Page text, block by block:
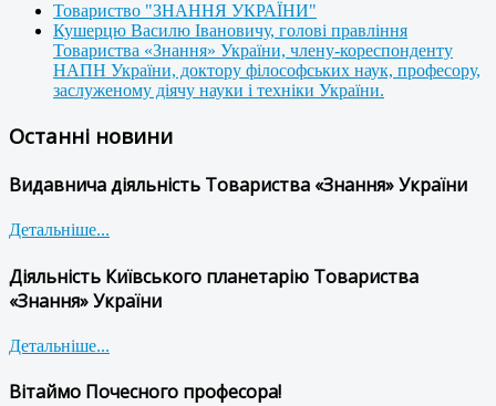
Товариство "ЗНАННЯ УКРАЇНИ"
Кушерцю Василю Івановичу, голові правління
Товариства «Знання» України, члену-кореспонденту
НАПН України, доктору філософських наук, професору,
заслуженому діячу науки і техніки України.
Останні новини
Видавнича діяльність Товариства «Знання» України
Детальніше...
Діяльність Київського планетарію Товариства
«Знання» України
Детальніше...
Вітаймо Почесного професора!